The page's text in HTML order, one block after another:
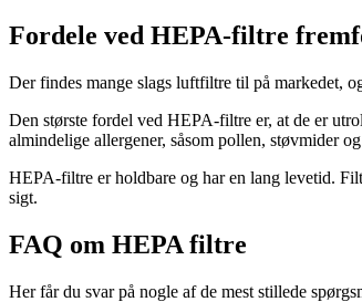
Fordele ved HEPA-filtre
Der findes mange slags luftfiltre til på markedet,
Den største fordel ved HEPA-filtre er, at de er
almindelige allergener, såsom pollen, støvmider
HEPA-filtre er holdbare og har en lang levetid.
sigt.
FAQ om HEPA filtre
Her får du svar på nogle af de mest stillede